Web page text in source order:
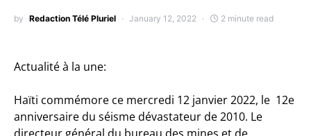
by Redaction Télé Pluriel January 12, 2022 2 minute read
Actualité à la une:
Haïti commémore ce mercredi 12 janvier 2022, le 12e
anniversaire du séisme dévastateur de 2010. Le